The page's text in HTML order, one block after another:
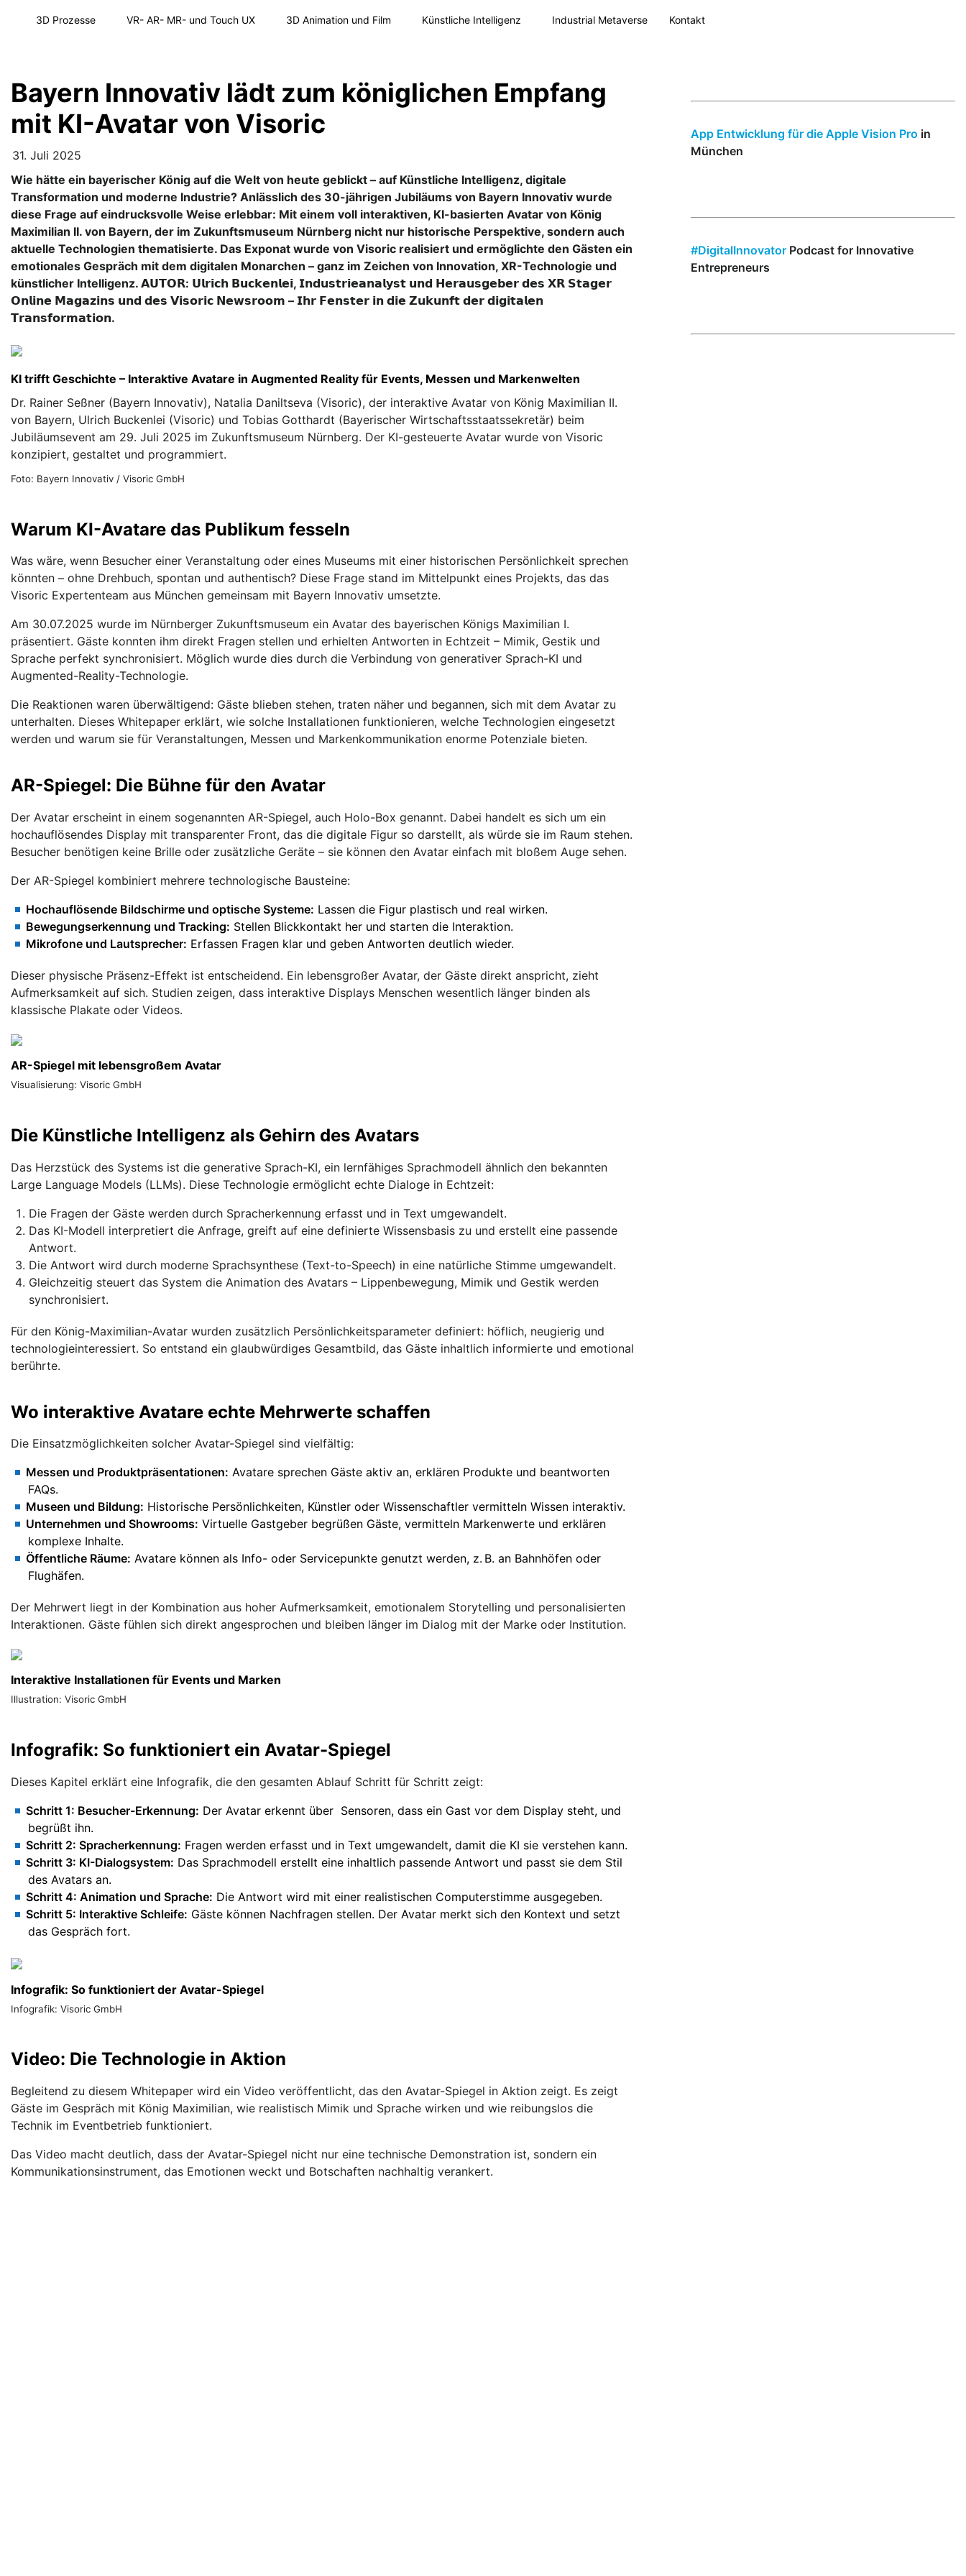
3D Prozesse VR- AR- MR- und Touch UX 3D Animation und Film Künstliche Intelligenz Industrial Metaverse Kontakt
Bayern Innovativ lädt zum königlichen Empfang
mit KI-Avatar von Visoric
31. Juli 2025
Wie hätte ein bayerischer König auf die Welt von heute geblickt – auf Künstliche Intelligenz, digitale
Transformation und moderne Industrie? Anlässlich des 30-jährigen Jubiläums von Bayern Innovativ wurde
diese Frage auf eindrucksvolle Weise erlebbar: Mit einem voll interaktiven, KI-basierten Avatar von König
Maximilian II. von Bayern, der im Zukunftsmuseum Nürnberg nicht nur historische Perspektive, sondern auch
aktuelle Technologien thematisierte. Das Exponat wurde von Visoric realisiert und ermöglichte den Gästen ein
emotionales Gespräch mit dem digitalen Monarchen – ganz im Zeichen von Innovation, XR-Technologie und
künstlicher Intelligenz. 𝗔𝗨𝗧𝗢𝗥: 𝗨𝗹𝗿𝗶𝗰𝗵 𝗕𝘂𝗰𝗸𝗲𝗻𝗹𝗲𝗶, 𝗜𝗻𝗱𝘂𝘀𝘁𝗿𝗶𝗲𝗮𝗻𝗮𝗹𝘆𝘀𝘁 𝘂𝗻𝗱 𝗛𝗲𝗿𝗮𝘂𝘀𝗴𝗲𝗯𝗲𝗿 𝗱𝗲𝘀 𝗫𝗥 𝗦𝘁𝗮𝗴𝗲𝗿
𝗢𝗻𝗹𝗶𝗻𝗲 𝗠𝗮𝗴𝗮𝘇𝗶𝗻𝘀 𝘂𝗻𝗱 𝗱𝗲𝘀 𝗩𝗶𝘀𝗼𝗿𝗶𝗰 𝗡𝗲𝘄𝘀𝗿𝗼𝗼𝗺 – 𝗜𝗵𝗿 𝗙𝗲𝗻𝘀𝘁𝗲𝗿 𝗶𝗻 𝗱𝗶𝗲 𝗭𝘂𝗸𝘂𝗻𝗳𝘁 𝗱𝗲𝗿 𝗱𝗶𝗴𝗶𝘁𝗮𝗹𝗲𝗻
𝗧𝗿𝗮𝗻𝘀𝗳𝗼𝗿𝗺𝗮𝘁𝗶𝗼𝗻.
KI trifft Geschichte – Interaktive Avatare in Augmented Reality für Events, Messen und Markenwelten
Dr. Rainer Seßner (Bayern Innovativ), Natalia Daniltseva (Visoric), der interaktive Avatar von König Maximilian II.
von Bayern, Ulrich Buckenlei (Visoric) und Tobias Gotthardt (Bayerischer Wirtschaftsstaatssekretär) beim
Jubiläumsevent am 29. Juli 2025 im Zukunftsmuseum Nürnberg. Der KI-gesteuerte Avatar wurde von Visoric
konzipiert, gestaltet und programmiert.
Foto: Bayern Innovativ / Visoric GmbH
Warum KI-Avatare das Publikum fesseln
Was wäre, wenn Besucher einer Veranstaltung oder eines Museums mit einer historischen Persönlichkeit sprechen
könnten – ohne Drehbuch, spontan und authentisch? Diese Frage stand im Mittelpunkt eines Projekts, das das
Visoric Expertenteam aus München gemeinsam mit Bayern Innovativ umsetzte.
Am 30.07.2025 wurde im Nürnberger Zukunftsmuseum ein Avatar des bayerischen Königs Maximilian I.
präsentiert. Gäste konnten ihm direkt Fragen stellen und erhielten Antworten in Echtzeit – Mimik, Gestik und
Sprache perfekt synchronisiert. Möglich wurde dies durch die Verbindung von generativer Sprach-KI und
Augmented-Reality-Technologie.
Die Reaktionen waren überwältigend: Gäste blieben stehen, traten näher und begannen, sich mit dem Avatar zu
unterhalten. Dieses Whitepaper erklärt, wie solche Installationen funktionieren, welche Technologien eingesetzt
werden und warum sie für Veranstaltungen, Messen und Markenkommunikation enorme Potenziale bieten.
AR-Spiegel: Die Bühne für den Avatar
Der Avatar erscheint in einem sogenannten AR-Spiegel, auch Holo-Box genannt. Dabei handelt es sich um ein
hochauflösendes Display mit transparenter Front, das die digitale Figur so darstellt, als würde sie im Raum stehen.
Besucher benötigen keine Brille oder zusätzliche Geräte – sie können den Avatar einfach mit bloßem Auge sehen.
Der AR-Spiegel kombiniert mehrere technologische Bausteine:
Hochauflösende Bildschirme und optische Systeme: Lassen die Figur plastisch und real wirken.
Bewegungserkennung und Tracking: Stellen Blickkontakt her und starten die Interaktion.
Mikrofone und Lautsprecher: Erfassen Fragen klar und geben Antworten deutlich wieder.
Dieser physische Präsenz-Effekt ist entscheidend. Ein lebensgroßer Avatar, der Gäste direkt anspricht, zieht
Aufmerksamkeit auf sich. Studien zeigen, dass interaktive Displays Menschen wesentlich länger binden als
klassische Plakate oder Videos.
AR-Spiegel mit lebensgroßem Avatar
Visualisierung: Visoric GmbH
Die Künstliche Intelligenz als Gehirn des Avatars
Das Herzstück des Systems ist die generative Sprach-KI, ein lernfähiges Sprachmodell ähnlich den bekannten
Large Language Models (LLMs). Diese Technologie ermöglicht echte Dialoge in Echtzeit:
Die Fragen der Gäste werden durch Spracherkennung erfasst und in Text umgewandelt.
Das KI-Modell interpretiert die Anfrage, greift auf eine definierte Wissensbasis zu und erstellt eine passende
Antwort.
Die Antwort wird durch moderne Sprachsynthese (Text-to-Speech) in eine natürliche Stimme umgewandelt.
Gleichzeitig steuert das System die Animation des Avatars – Lippenbewegung, Mimik und Gestik werden
synchronisiert.
Für den König-Maximilian-Avatar wurden zusätzlich Persönlichkeitsparameter definiert: höflich, neugierig und
technologieinteressiert. So entstand ein glaubwürdiges Gesamtbild, das Gäste inhaltlich informierte und emotional
berührte.
Wo interaktive Avatare echte Mehrwerte schaffen
Die Einsatzmöglichkeiten solcher Avatar-Spiegel sind vielfältig:
Messen und Produktpräsentationen: Avatare sprechen Gäste aktiv an, erklären Produkte und beantworten
FAQs.
Museen und Bildung: Historische Persönlichkeiten, Künstler oder Wissenschaftler vermitteln Wissen interaktiv.
Unternehmen und Showrooms: Virtuelle Gastgeber begrüßen Gäste, vermitteln Markenwerte und erklären
komplexe Inhalte.
Öffentliche Räume: Avatare können als Info- oder Servicepunkte genutzt werden, z. B. an Bahnhöfen oder
Flughäfen.
Der Mehrwert liegt in der Kombination aus hoher Aufmerksamkeit, emotionalem Storytelling und personalisierten
Interaktionen. Gäste fühlen sich direkt angesprochen und bleiben länger im Dialog mit der Marke oder Institution.
Interaktive Installationen für Events und Marken
Illustration: Visoric GmbH
Infografik: So funktioniert ein Avatar-Spiegel
Dieses Kapitel erklärt eine Infografik, die den gesamten Ablauf Schritt für Schritt zeigt:
Schritt 1: Besucher-Erkennung: Der Avatar erkennt über Sensoren, dass ein Gast vor dem Display steht, und
begrüßt ihn.
Schritt 2: Spracherkennung: Fragen werden erfasst und in Text umgewandelt, damit die KI sie verstehen kann.
Schritt 3: KI-Dialogsystem: Das Sprachmodell erstellt eine inhaltlich passende Antwort und passt sie dem Stil
des Avatars an.
Schritt 4: Animation und Sprache: Die Antwort wird mit einer realistischen Computerstimme ausgegeben.
Schritt 5: Interaktive Schleife: Gäste können Nachfragen stellen. Der Avatar merkt sich den Kontext und setzt
das Gespräch fort.
Infografik: So funktioniert der Avatar-Spiegel
Infografik: Visoric GmbH
Video: Die Technologie in Aktion
Begleitend zu diesem Whitepaper wird ein Video veröffentlicht, das den Avatar-Spiegel in Aktion zeigt. Es zeigt
Gäste im Gespräch mit König Maximilian, wie realistisch Mimik und Sprache wirken und wie reibungslos die
Technik im Eventbetrieb funktioniert.
Das Video macht deutlich, dass der Avatar-Spiegel nicht nur eine technische Demonstration ist, sondern ein
Kommunikationsinstrument, das Emotionen weckt und Botschaften nachhaltig verankert.
App Entwicklung für die Apple Vision Pro in
München
#DigitalInnovator Podcast for Innovative
Entrepreneurs